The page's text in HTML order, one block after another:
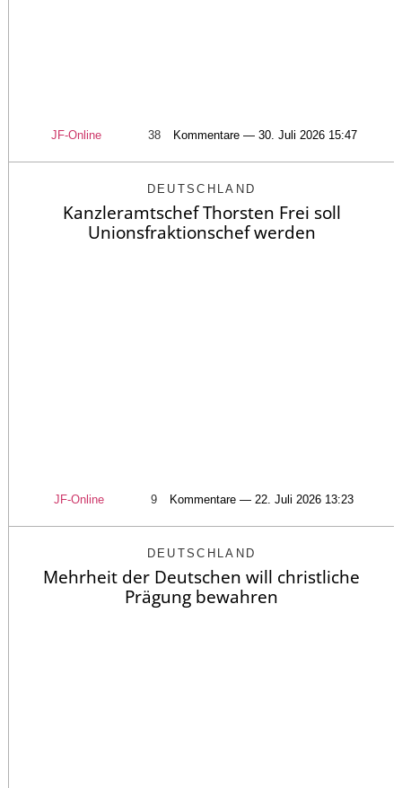
JF-Online 38 Kommentare — 30. Juli 2026 15:47
DEUTSCHLAND
Kanzleramtschef Thorsten Frei soll
Unionsfraktionschef werden
JF-Online 9 Kommentare — 22. Juli 2026 13:23
DEUTSCHLAND
Mehrheit der Deutschen will christliche
Prägung bewahren